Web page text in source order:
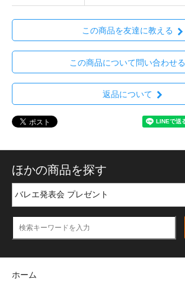
この商品を友達に教える
この商品について問い合わせる
返品について
ほかの商品を探す
ホーム